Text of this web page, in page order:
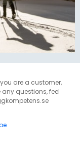
are a customer,
questions, feel